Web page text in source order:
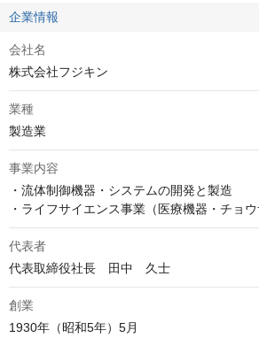
企業情報
会社名
株式会社フジキン
業種
製造業
事業内容
・流体制御機器・システムの開発と製造
・ライフサイエンス事業（医療機器・チョウ
代表者
代表取締役社長　田中　久士
創業
1930年（昭和5年）5月